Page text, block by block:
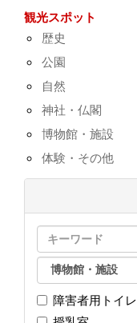
観光スポット
歴史
公園
自然
神社・仏閣
博物館・施設
体験・その他
障害者用トイレ